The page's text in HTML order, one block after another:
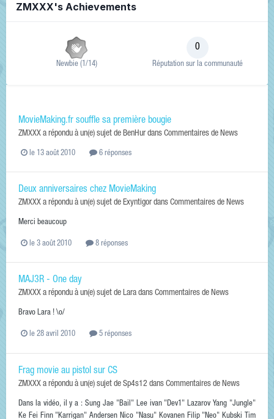
ZMXXX's Achievements
Newbie (1/14)
0
Réputation sur la communauté
MovieMaking.fr souffle sa première bougie
ZMXXX a répondu à un(e) sujet de BenHur dans Commentaires de News
le 13 août 2010 6 réponses
Deux anniversaires chez MovieMaking
ZMXXX a répondu à un(e) sujet de Exyntigor dans Commentaires de News
Merci beaucoup
le 3 août 2010 8 réponses
MAJ3R - One day
ZMXXX a répondu à un(e) sujet de Lara dans Commentaires de News
Bravo Lara ! \o/
le 28 avril 2010 5 réponses
Frag movie au pistol sur CS
ZMXXX a répondu à un(e) sujet de Sp4s12 dans Commentaires de News
Dans la vidéo, il y a : Sung Jae "Bail" Lee ivan "Dev1" Lazarov Yang "Jungle"
Ke Fei Finn "Karrigan" Andersen Nico "Nasu" Kovanen Filip "Neo" Kubski Tim